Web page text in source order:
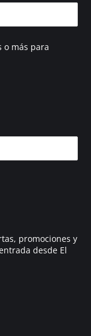
o más para
promociones y
desde El